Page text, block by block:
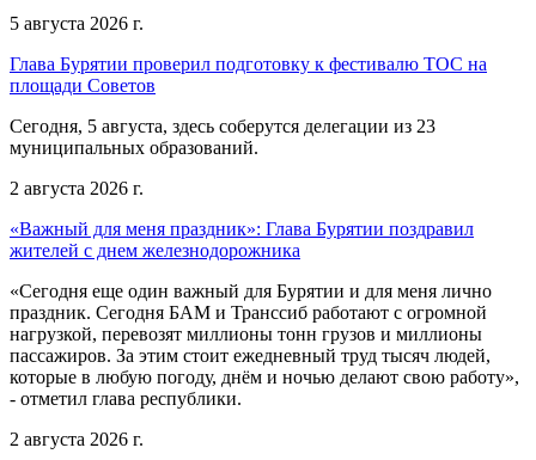
5 августа 2026 г.
Глава Бурятии проверил подготовку к фестивалю ТОС на
площади Советов
Сегодня, 5 августа, здесь соберутся делегации из 23
муниципальных образований.
2 августа 2026 г.
«Важный для меня праздник»: Глава Бурятии поздравил
жителей с днем железнодорожника
«Сегодня еще один важный для Бурятии и для меня лично
праздник. Сегодня БАМ и Транссиб работают с огромной
нагрузкой, перевозят миллионы тонн грузов и миллионы
пассажиров. За этим стоит ежедневный труд тысяч людей,
которые в любую погоду, днём и ночью делают свою работу»,
- отметил глава республики.
2 августа 2026 г.